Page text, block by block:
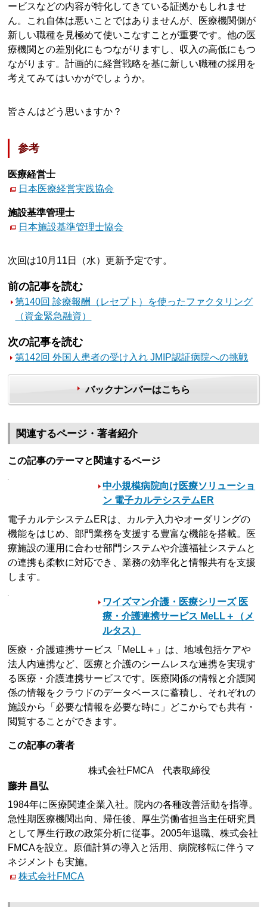
ービスなどの内容が特化してきている証拠かもしれませ
ん。これ自体は悪いことではありませんが、医療機関側が
新しい職種を見極めて使いこなすことが重要です。他の医
療機関との差別化にもつながりますし、収入の高低にもつ
ながります。計画的に経営戦略を基に新しい職種の採用を
考えてみてはいかがでしょうか。
皆さんはどう思いますか？
参考
医療経営士
日本医療経営実践協会
施設基準管理士
日本施設基準管理士協会
次回は10月11日（水）更新予定です。
前の記事を読む
第140回 診療報酬（レセプト）を使ったファクタリング
（資金緊急融資）
次の記事を読む
第142回 外国人患者の受け入れ JMIP認証病院への挑戦
バックナンバーはこちら
関連するページ・著者紹介
この記事のテーマと関連するページ
中小規模病院向け医療ソリューショ
ン 電子カルテシステムER
電子カルテシステムERは、カルテ入力やオーダリングの
機能をはじめ、部門業務を支援する豊富な機能を搭載。医
療施設の運用に合わせ部門システムや介護福祉システムと
の連携も柔軟に対応でき、業務の効率化と情報共有を支援
します。
ワイズマン介護・医療シリーズ 医
療・介護連携サービス MeLL＋（メ
ルタス）
医療・介護連携サービス「MeLL＋」は、地域包括ケアや
法人内連携など、医療と介護のシームレスな連携を実現す
る医療・介護連携サービスです。医療関係の情報と介護関
係の情報をクラウドのデータベースに蓄積し、それぞれの
施設から「必要な情報を必要な時に」どこからでも共有・
閲覧することができます。
この記事の著者
株式会社FMCA 代表取締役
藤井 昌弘
1984年に医療関連企業入社。院内の各種改善活動を指導。
急性期医療機関出向、帰任後、厚生労働省担当主任研究員
として厚生行政の政策分析に従事。2005年退職、株式会社
FMCAを設立。原価計算の導入と活用、病院移転に伴うマ
ネジメントも実施。
株式会社FMCA